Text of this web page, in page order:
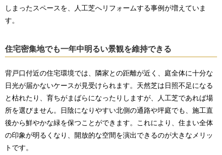
しまったスペースを、人工芝へリフォームする事例が増えていま
す。
住宅密集地でも一年中明るい景観を維持できる
背戸口付近の住宅環境では、隣家との距離が近く、庭全体に十分な
日光が届かないケースが見受けられます。天然芝は日照不足になる
と枯れたり、育ちがまばらになったりしますが、人工芝であれば場
所を選びません。日陰になりやすい北側の通路や坪庭でも、施工直
後から鮮やかな緑を保つことができます。これにより、住まい全体
の印象が明るくなり、開放的な空間を演出できるのが大きなメリッ
トです。